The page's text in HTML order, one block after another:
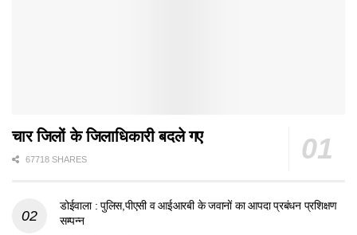
चार जिलों के जिलाधिकारी बदले गए
67718 SHARES
डोईवाला : पुलिस,पीएसी व आईआरबी के जवानों का आपदा प्रबंधन प्रशिक्षण
सम्पन्न